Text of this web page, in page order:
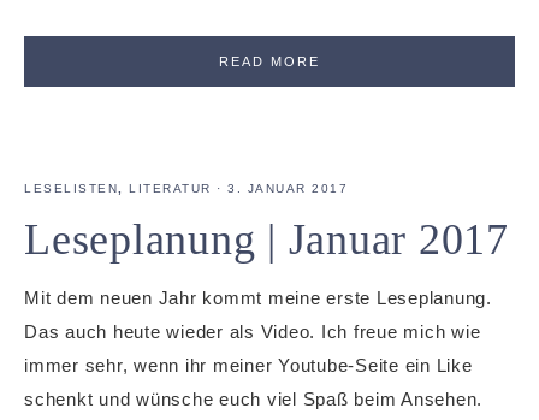
READ MORE
LESELISTEN LITERATUR · 3. JANUAR 2017
Leseplanung | Januar 2017
Mit dem neuen Jahr kommt meine erste Leseplanung.
Das auch heute wieder als Video. Ich freue mich wie
immer sehr, wenn ihr meiner Youtube-Seite ein Like
schenkt und wünsche euch viel Spaß beim Ansehen.